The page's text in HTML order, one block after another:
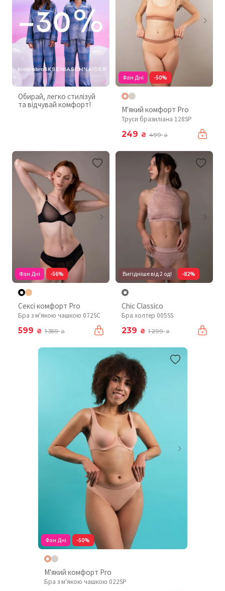
Обирай, легко стилізуй
та відчувай комфорт!
Фан Дні -50%
М'який комфорт Pro
Труси бразиліана 128SP
249 ₴ 499₴
Фан Дні -56%
Сексі комфорт Pro
Бра з м'якою чашкою 072SC
599 ₴ 1 359₴
Вигідніше від 2 од! -82%
Chic Classico
Бра холтер 005SS
239 ₴ 1 299₴
Фан Дні -50%
М'який комфорт Pro
Бра з м'якою чашкою 022SP